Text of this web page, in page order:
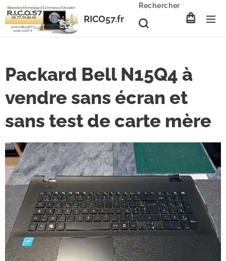
RICO57.fr
Rechercher
Packard Bell N15Q4 à
vendre sans écran et
sans test de carte mère